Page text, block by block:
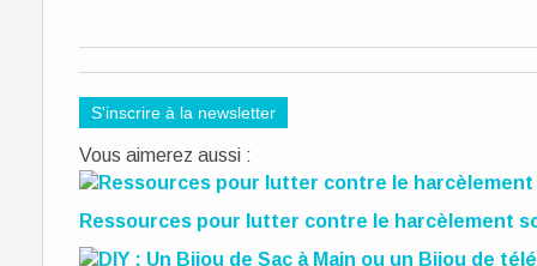
S'inscrire à la newsletter
Vous aimerez aussi :
Ressources pour lutter contre le harcèlement